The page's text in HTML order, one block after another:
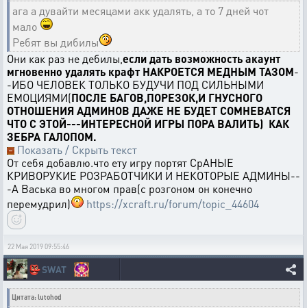
ага а дувайти месяцами акк удалять, а то 7 дней чот
мало
Ребят вы дибилы
Они как раз не дебилы, если дать возможность акаунт
мгновенно удалять крафт НАКРОЕТСЯ МЕДНЫМ ТАЗОМ-
-ИБО ЧЕЛОВЕК ТОЛЬКО БУДУЧИ ПОД СИЛЬНЫМИ
ЕМОЦИЯМИ(ПОСЛЕ БАГОВ,ПОРЕЗОК,И ГНУСНОГО
ОТНОШЕНИЯ АДМИНОВ ДАЖЕ НЕ БУДЕТ СОМНЕВАТСЯ
ЧТО С ЭТОЙ---ИНТЕРЕСНОЙ ИГРЫ ПОРА ВАЛИТЬ) КАК
ЗЕБРА ГАЛОПОМ.
Показать / Скрыть текст
От себя добавлю.что ету игру портят СрАНЫЕ
КРИВОРУКИЕ РОЗРАБОТЧИКИ И НЕКОТОРЫЕ АДМИНЫ--
-А Васька во многом прав(с розгоном он конечно
перемудрил)
https://xcraft.ru/forum/topic_44604
22 Мая 2019 09:55:46
👺SWAT
Цитата: lutohod